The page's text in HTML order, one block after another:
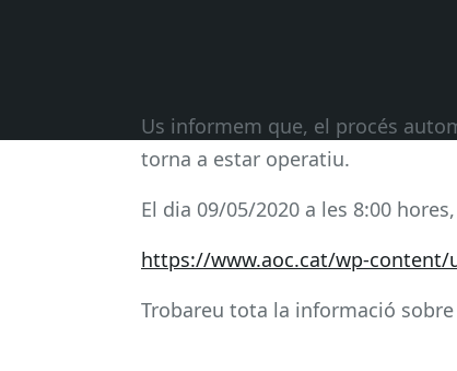
Us informem que, el procés
torna a estar operatiu.
El dia 09/05/2020 a les 8:00
https://www.aoc.cat/wp-content/
Trobareu tota la informació